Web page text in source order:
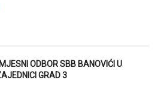
ODBOR SBB BANOVIĆI U
GRAD 3